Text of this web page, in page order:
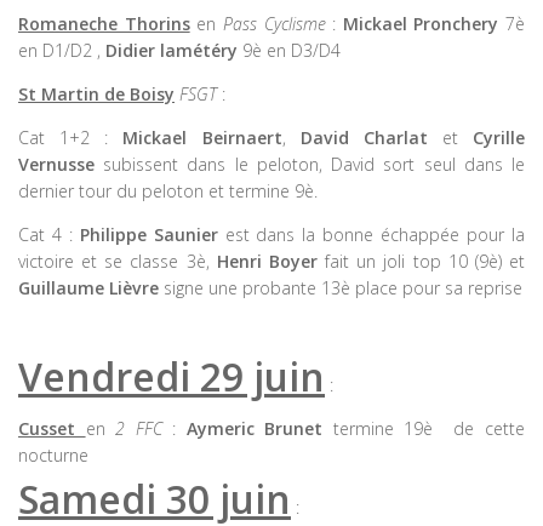
Romaneche Thorinsen Pass Cyclisme: Mickael Pronchery 7è
en D1/D2 , Didier lamétéry 9è en D3/D4
St Martin de Boisy FSGT:
Cat 1+2 : Mickael Beirnaert, David Charlat et Cyrille
Vernusse subissent dans le peloton, David sort seul dans le
dernier tour du peloton et termine 9è.
Cat 4 : Philippe Saunierest dans la bonne échappée pour la
victoire et se classe 3è, Henri Boyerfait un joli top 10 (9è) et
Guillaume Lièvre signe une probante 13è place pour sa reprise
Vendredi 29 juin :
Cusset en 2 FFC: Aymeric Brunet termine 19è de cette
nocturne
Samedi 30 juin :